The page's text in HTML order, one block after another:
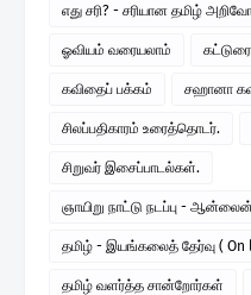
எது சரி? - சரியான தமிழ்
ஓவியம் வரையலாம் கட்டுரை
கவிதைப் பக்கம் சஹானா
சிலப்பதிகாரம் உரைத்தொடர்.
சிறுவர் இசைப்பாடல்கள்.
ஞாயிறு நாட்டு நடப்பு -
தமிழ் - இயங்கலைத் தேர்வு ( On
தமிழ் வளர்த்த சான்றோர்கள்